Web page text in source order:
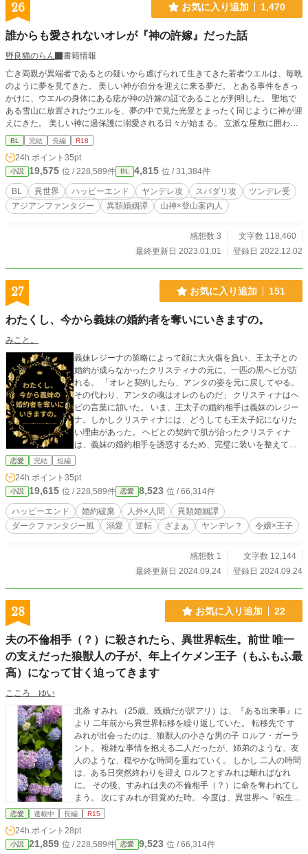
26 お気に入り追加 1,470
誰からも愛されないオレが『神の許嫁』だった話
野良猫のらん
書籍情報
亡き両親が異端者であるとの疑いから虐げられて生きてきた若者ウエルは、毎晩
のように夢を見てきた。 美しい神が自分を迎えに来る夢だ。 とある事件をきっ
かけに、ウエルの身体にある痣が神の許嫁の証であることが判明した。 聖地で
ある雪山に放置されたウエルを、夢の中で見た光景とまったく同じように神が迎
えにきた。 美しい神に過保護に溺愛される日々が始まる。 立派な屋敷に囲わ
れ、華美な衣服を着せられ、贅をこらした食事を饗され、夜は媚薬代わりの神の
体液を盛られ強制的に愛されて……。
BL 完結 長編 R18
24h.ポイント 35pt
小説 19,575 位 / 228,589件 BL 4,815 位 / 31,384件
BL 異世界 ハッピーエンド ヤンデレ攻 スパダリ攻
ツンデレ受
アジアンファンタジー
異類婚姻譚 山神×登山案内人
感想数 3
文字数 118,460
最終更新日 2023.01.01
登録日 2022.12.02
27 お気に入り追加 151
わたくし、今から義妹の婚約者を奪いにいきますの。
みこと。
義妹レジーナの策略によって顔に大火傷を負い、王太子との
婚約が成らなかったクリスティナの元に、一匹の黒ヘビが訪
れる。 「オレと契約したら、アンタの姿を元に戻してやる。
その代わり、アンタの魂はオレのものだ」 クリスティナはヘ
ビの言葉に頷いた。 いま、王太子の婚約相手は義妹のレジー
ナ。しかしクリスティナには、どうしても王太子妃になりた
い理由があった。 ヘビとの契約で肌が治ったクリスティナ
は、義妹の婚約相手を誘惑するため、完璧に装いを整えて夜
会に乗り込む。 「わたくし、今から義妹の婚約者を奪いにい
噂の王太子は、一体誰に味方するのか。レジーナの罪は裁か
れるのか。 そしてクリスティナの魂は、どうなるの？ 全７話
完結、ちょっぴりダークなファンタジーをお楽しみくださ
い。 ※同タイトルを他サイトにも掲載しています。
恋愛 完結 短編
24h.ポイント 35pt
小説 19,615 位 / 228,589件 恋愛 8,523 位 / 66,314件
ハッピーエンド 婚約破棄 人外×人間
異類婚姻譚
ダークファンタジー風
溺愛 逆転 ざまぁ ヤンデレ？ 令嬢×王子
感想数 1
文字数 12,144
最終更新日 2024.09.24
登録日 2024.09.24
28 お気に入り追加 22
夫の不倫相手（？）に殺されたら、異世界転生。前世 唯一
の支えだった狼獣人の子が、年上イケメン王子（もふもふ最
高）になって甘く迫ってきます
こころ ゆい
北条 すみれ （25歳、既婚だが訳アリ）は、『ある出来事』に
より 二年前から異世界転移を繰り返していた。 転移先で す
みれが出会ったのは、狼獣人の小さな男の子 ロルフ・ガーラ
ント。 複雑な事情を抱える二人だったが、姉弟のような、友
人のような、穏やかな時間を重ねていく。 しかし 二人の時間
は、ある日突然終わりを迎え ロルフとすみれは離ればなれ
に。 その後、すみれは夫の不倫相手（？）に命を奪われてし
まう。 次にすみれが目覚めた時。 今度は、異世界へ『転生』
していてーー？ 再会したロルフは、彼女より年上に成長して
でも君の味方だって、言ったはずだよ？』 『まだ知らないフ
リをするの？君は残酷だね。.....それでも 好きだよ』 『ね
恋愛 連載中 長編 R15
24h.ポイント 28pt
小説 21,859 位 / 228,589件 恋愛 9,523 位 / 66,314件